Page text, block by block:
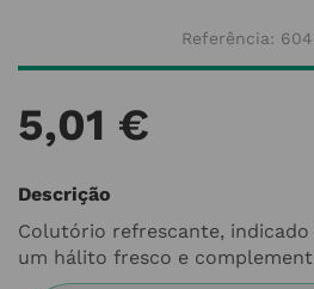
Referência:
5,01 €
Descrição
Colutório refrescante,
um hálito fresco e